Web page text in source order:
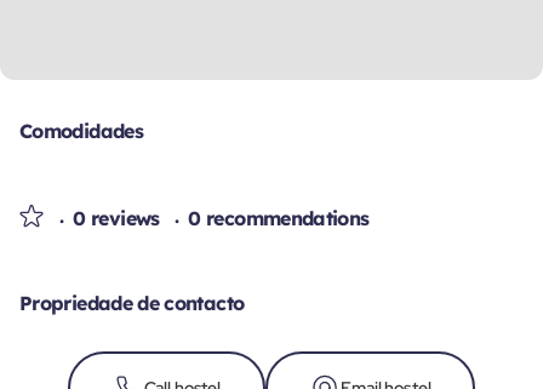
Comodidades
0 reviews 0 recommendations
Propriedade de contacto